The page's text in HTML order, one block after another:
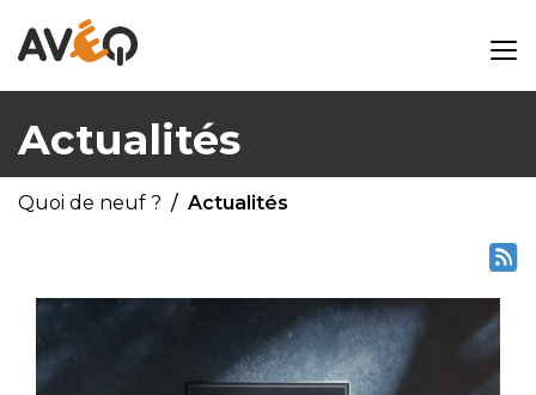
Actualités
Quoi de neuf ? Actualités